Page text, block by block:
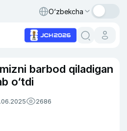
O‘zbekcha
barbod qiladigan
o‘tdi
2686